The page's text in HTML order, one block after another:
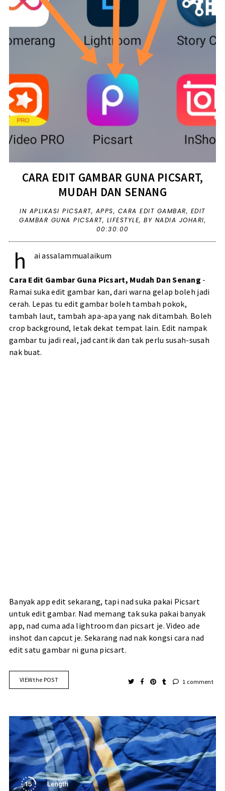
CARA EDIT GAMBAR GUNA PICSART,
MUDAH DAN SENANG
IN APLIKASI PICSART, APPS, CARA EDIT GAMBAR, EDIT
GAMBAR GUNA PICSART, LIFESTYLE, BY NADIA JOHARI,
00:30:00
h ai assalammualaikum
Cara Edit Gambar Guna Picsart, Mudah Dan Senang -
Ramai suka edit gambar kan, dari warna gelap boleh jadi
cerah. Lepas tu edit gambar boleh tambah pokok,
tambah laut, tambah apa-apa yang nak ditambah. Boleh
crop background, letak dekat tempat lain. Edit nampak
gambar tu jadi real, jad cantik dan tak perlu susah-susah
nak buat.
Banyak app edit sekarang, tapi nad suka pakai Picsart
untuk edit gambar. Nad memang tak suka pakai banyak
app, nad cuma ada lightroom dan picsart je. Video ade
inshot dan capcut je. Sekarang nad nak kongsi cara nad
edit satu gambar ni guna picsart.
VIEW the POST 1 comment